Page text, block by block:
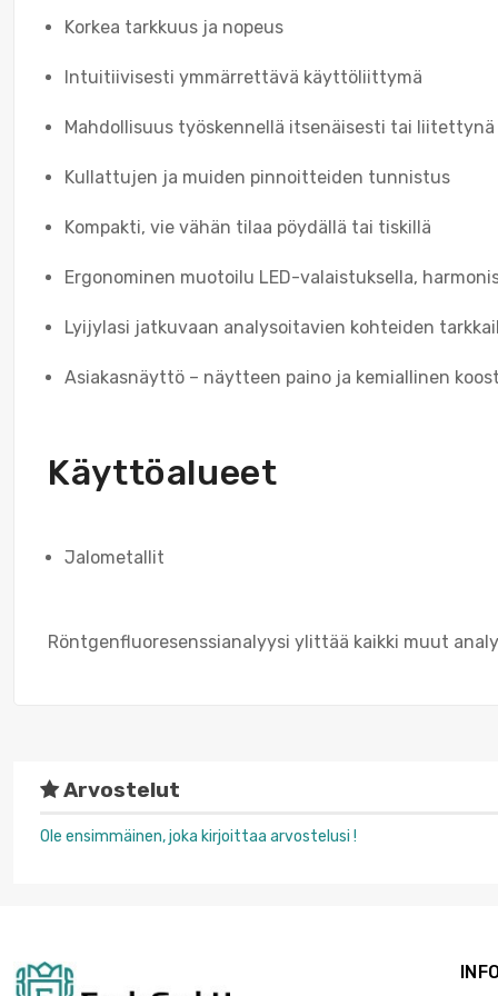
Korkea tarkkuus ja nopeus
Intuitiivisesti ymmärrettävä käyttöliittymä
Mahdollisuus työskennellä itsenäisesti tai
Kullattujen ja muiden pinnoitteiden tunnistus
Kompakti, vie vähän tilaa pöydällä tai tiskillä
Ergonominen muotoilu LED-valaistuksella,
Lyijylasi jatkuvaan analysoitavien kohteiden
Asiakasnäyttö – näytteen paino ja kemiallinen
Käyttöalueet
Jalometallit
Röntgenfluoresenssianalyysi ylittää kaikki muut
Arvostelut
Ole ensimmäinen, joka kirjoittaa arvostelusi !